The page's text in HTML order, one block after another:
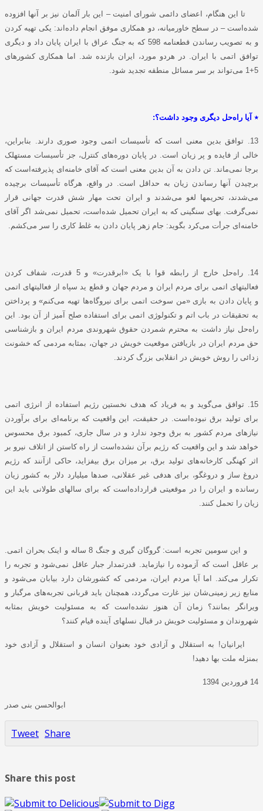
تا این هنگام، اعضای دائمی شورای امنیت – این بار آلمان نیز بر آنها افزوده
شده‌است – در سطح خاورمیانه، دو همکاری موفق انجام داده‌اند: یکی تهیه کردن
و به تصویب رساندن قطعنامه 598 که به جنگ عراق با ایران پایان داد و دیگری
توافق اتمی با ایران. در هردو مورد، ایران بازنده شد. اما همکاری کشورهای
5+1 می‌تواند بر سر مسائل منطقه تجدید شود.
٭ آیا راه‌حل دیگری وجود داشت؟:
13. توافق بدین معنی است که تأسیسات اتمی وجود صوری دارند. بنابراین،
خالی از فایده و پر زیان است. در پایان دوره‌های کنترل، جز تأسیسات مستهلک
برجا نمی‌ماند. تن دادن به آن بدین معنی است که آقای خامنه‌ای پذیرفته‌است که
برچیدن آنها رساندن زیان به حداقل است. در واقع، هرگاه تأسیسات برچیده
می‌شدند، تحریمها لغو می‌شدند و ایران تحت مهار شش قدرت جهانی قرار
نمی‌گرفت. بهای سنگینی که به ایران تحمیل شده‌است، تحمیل نمی‌شد اگر آقای
خامنه‌ای جرأت می‌کرد بگوید: جام زهر پایان دادن به غلط کاری را سر می‌کشم.
14. راه‌حل خارج از رابطه قوا با یک «ابرقدرت» و 5 قدرت، شفاف کردن
فعالیتهای اتمی برای مردم ایران و مردم جهان و قطع ید سپاه از فعالیتهای اتمی
و پایان دادن به بازی «من سوخت اتمی برای نیروگاه‌ها تهیه می‌کنم» و پرداختن
به تحقیقات در باب اتم و تکنولوژی اتمی برای استفاده صلح آمیز از آن بود. این
راه‌حل نیاز داشت به محترم شمردن حقوق شهروندی مردم ایران و بازشناسی
حق مردم ایران در بازیافتن موقعیت خویش در جهان، بمثابه مردمی که خشونت
زدائی را روش خویش در انقلابی بزرگ کردند.
15. توافق می‌گوید و به فریاد که هدف نخستین رژیم استفاده از انرژی اتمی
برای تولید برق نبوده‌است. در حقیقت، این واقعیت که برنامه‌ای برای برآوردن
نیازهای مردم کشور به برق وجود ندارد و در سال جاری، کمبود برق محسوس
خواهد شد و این واقعیت که رژیم برآن نشده‌است از راه کاستن از اتلاف نیرو بر
اثر کهنگی کارخانه‌های تولید برق، بر میزان برق بیفزاید، حاکی ازآنند که رژیم
دروغ ساز و دروغگو، برای هدفی غیر عقلانی، صدها میلیارد دلار به کشور زیان
رسانده و ایران را در موقعیتی قرارداده‌است که برای سالهای طولانی باید این
زیان را تحمل کنند.
و این سومین تجربه است: گروگان گیری و جنگ 8 ساله و اینک بحران اتمی.
بر عاقل است که آزموده را نیازماید. قدرتمدار جبار عاقل نمی‌شود و تجربه را
تکرار می‌کند. اما آیا مردم ایران، مردمی که کشورشان دارد بیابان می‌شود و
منابع زیر زمینی‌شان نیز غارت می‌گردد، همچنان باید قربانی تجربه‌های مرگبار و
ویرانگر بمانند؟ زمان آن هنوز نشده‌است که به مسئولیت خویش بمثابه
شهروندان و مسئولیت خویش در قبال نسلهای آینده قیام کنند؟
ایرانیان! به استقلال و آزادی خود بعنوان انسان و استقلال و آزادی خود
بمنزله ملت بها دهید!
14 فروردین 1394
ابوالحسن بنی صدر
Tweet Share
Share this post